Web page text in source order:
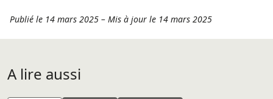
Publié le 14 mars 2025 – Mis à jour le 14 mars 2025
A lire aussi